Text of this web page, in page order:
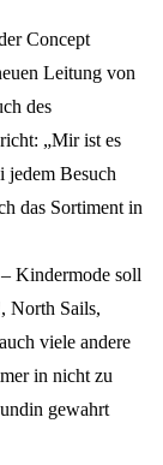
Concept
Leitung von
des
„Mir ist es
jedem Besuch
das Sortiment in
Kindermode soll
North Sails,
viele andere
in nicht zu
gewahrt